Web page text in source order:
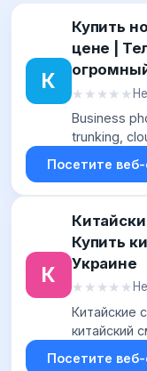
К
Купить
цене |
★★★★★
★★★★★
Business
trunking,
companies
Посетите
К
Купить
Украине
★★★★★
★★★★★
Китайские
китайский
Посетите